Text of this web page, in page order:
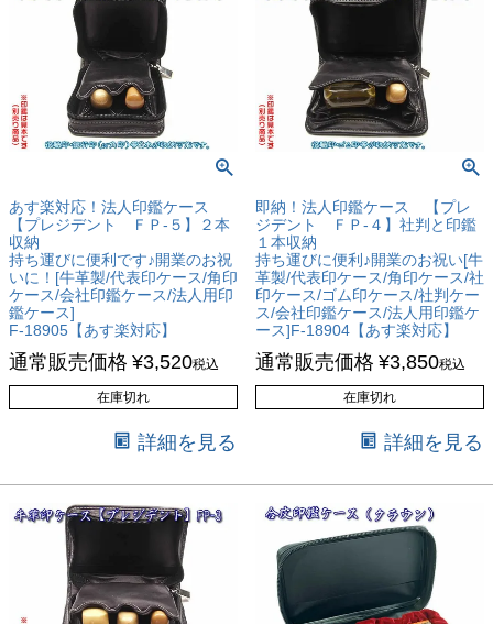
あす楽対応！法人印鑑ケース
【プレジデント ＦＰ-５】２本
収納
持ち運びに便利です♪開業のお祝
いに！[牛革製/代表印ケース/角印
ケース/会社印鑑ケース/法人用印
鑑ケース]
F-18905【あす楽対応】
通常販売価格 ¥3,520税込
在庫切れ
詳細を見る
即納！法人印鑑ケース 【プレ
ジデント ＦＰ-４】社判と印鑑
１本収納
持ち運びに便利♪開業のお祝い[牛
革製/代表印ケース/角印ケース/社
印ケース/ゴム印ケース/社判ケー
ス/会社印鑑ケース/法人用印鑑ケ
ース]F-18904【あす楽対応】
通常販売価格 ¥3,850税込
在庫切れ
詳細を見る